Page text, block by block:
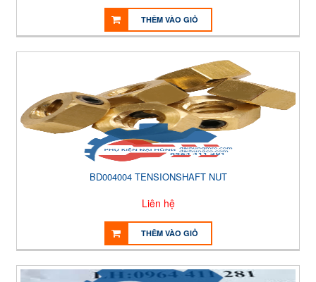
THÊM VÀO GIỎ
BD004004 TENSIONSHAFT NUT
Liên hệ
THÊM VÀO GIỎ